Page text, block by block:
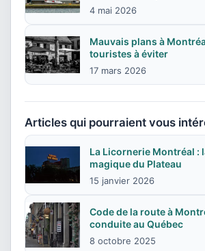
4 mai 2026
Mauvais plans à
touristes à éviter
17 mars 2026
Articles qui pourraient vous
La Licornerie Montréal :
magique du Plateau
15 janvier 2026
Code de la route à
conduite au Québec
8 octobre 2025